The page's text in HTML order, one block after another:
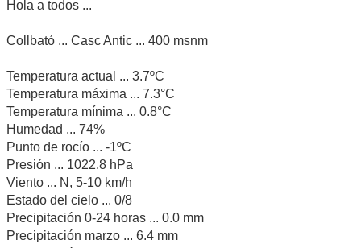
Hola a todos ...
Collbató ... Casc Antic ... 400 msnm
Temperatura actual ... 3.7ºC
Temperatura máxima ... 7.3°C
Temperatura mínima ... 0.8°C
Humedad ... 74%
Punto de rocío ... -1ºC
Presión ... 1022.8 hPa
Viento ... N, 5-10 km/h
Estado del cielo ... 0/8
Precipitación 0-24 horas ... 0.0 mm
Precipitación marzo ... 6.4 mm